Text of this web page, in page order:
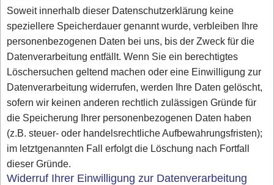
Soweit innerhalb dieser Datenschutzerklärung keine
speziellere Speicherdauer genannt wurde, verbleiben Ihre
personenbezogenen Daten bei uns, bis der Zweck für die
Datenverarbeitung entfällt. Wenn Sie ein berechtigtes
Löschersuchen geltend machen oder eine Einwilligung zur
Datenverarbeitung widerrufen, werden Ihre Daten gelöscht,
sofern wir keinen anderen rechtlich zulässigen Gründe für
die Speicherung Ihrer personenbezogenen Daten haben
(z.B. steuer- oder handelsrechtliche Aufbewahrungsfristen);
im letztgenannten Fall erfolgt die Löschung nach Fortfall
dieser Gründe.
Widerruf Ihrer Einwilligung zur Datenverarbeitung